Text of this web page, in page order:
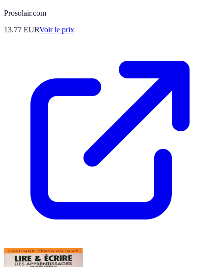
Prosolair.com
13.77 EURVoir le prix